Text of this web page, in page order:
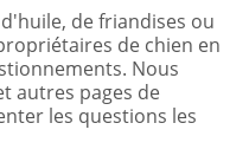
de friandises ou
de chien en
Nous
autres pages de
les questions les